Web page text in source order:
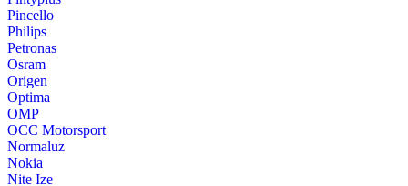
Pincello
Philips
Petronas
Osram
Origen
Optima
OMP
OCC Motorsport
Normaluz
Nokia
Nite Ize